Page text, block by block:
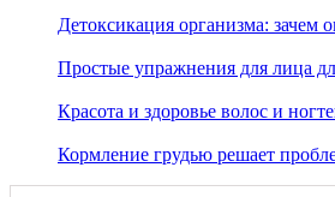
Детоксикация организма: зачем
Простые упражнения для лица
Красота и здоровье волос и
Кормление грудью решает